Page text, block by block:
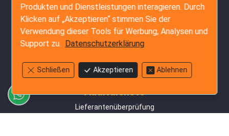
Vorproduktionsprüfung
Prüfung während der Produktion
Vorversandprüfung
Amazon FBA-Service
Auditdienste
Lieferantenüberprüfung
Produkten und Dienstleistungen interagieren. Durch
Klicken auf „Akzeptieren“ stimmen Sie der
Verwendung dieser Tools für Werbung, Analysen und
Support zu. Datenschutzerklärung
Schließen Akzeptieren Ablehnen